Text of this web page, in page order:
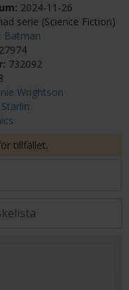
2024-11-26
serie (Science Fiction)
Batman
732092
Wrightson
Starlin
tillfället.